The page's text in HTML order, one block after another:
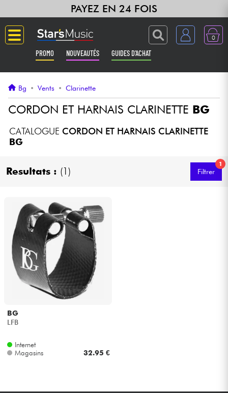
PAYEZ EN 24 FOIS
0
PROMO NOUVEAUTÉS GUIDES D'ACHAT
Guitares & Basses
Amplis & Effets
Home Studio
Casques
Micros & HF
DJ
Bg • Vents • Clarinette
CORDON ET HARNAIS CLARINETTE BG
CATALOGUE CORDON ET HARNAIS CLARINETTE
BG
Resultats : (1)
1
Filtrer
BG
LFB
Internet
Magasins
32.95 €